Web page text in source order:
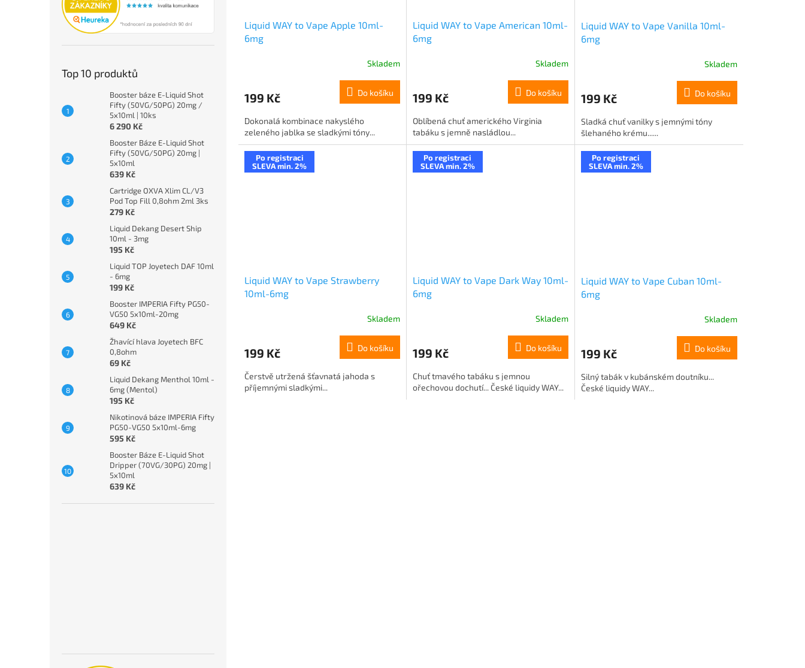
Top 10 produktů
Booster báze E-Liquid Shot
Fifty (50VG/50PG) 20mg /
5x10ml | 10ks
6 290 Kč
Booster Báze E-Liquid Shot
Fifty (50VG/50PG) 20mg |
5x10ml
639 Kč
Cartridge OXVA Xlim CL/V3
Pod Top Fill 0,8ohm 2ml 3ks
279 Kč
Liquid Dekang Desert Ship
10ml - 3mg
195 Kč
Liquid TOP Joyetech DAF 10ml
- 6mg
199 Kč
Booster IMPERIA Fifty PG50-
VG50 5x10ml-20mg
649 Kč
Žhavící hlava Joyetech BFC
0,8ohm
69 Kč
Liquid Dekang Menthol 10ml -
6mg (Mentol)
195 Kč
Nikotinová báze IMPERIA Fifty
PG50-VG50 5x10ml-6mg
595 Kč
Booster Báze E-Liquid Shot
Dripper (70VG/30PG) 20mg |
5x10ml
639 Kč
Liquid WAY to Vape Apple 10ml-
6mg
Skladem
199 Kč Do košíku
Dokonalá kombinace nakyslého
zeleného jablka se sladkými tóny...
Liquid WAY to Vape American 10ml-
6mg
Skladem
199 Kč Do košíku
Oblíbená chuť amerického Virginia
tabáku s jemně nasládlou...
Liquid WAY to Vape Vanilla 10ml-
6mg
Skladem
199 Kč Do košíku
Sladká chuť vanilky s jemnými tóny
šlehaného krému......
Po registraci
SLEVA min. 2%
Liquid WAY to Vape Strawberry
10ml-6mg
Skladem
199 Kč Do košíku
Čerstvě utržená šťavnatá jahoda s
příjemnými sladkými...
Po registraci
SLEVA min. 2%
Liquid WAY to Vape Dark Way 10ml-
6mg
Skladem
199 Kč Do košíku
Chuť tmavého tabáku s jemnou
ořechovou dochutí... České liquidy WAY...
Po registraci
SLEVA min. 2%
Liquid WAY to Vape Cuban 10ml-
6mg
Skladem
199 Kč Do košíku
Silný tabák v kubánském doutníku...
České liquidy WAY...